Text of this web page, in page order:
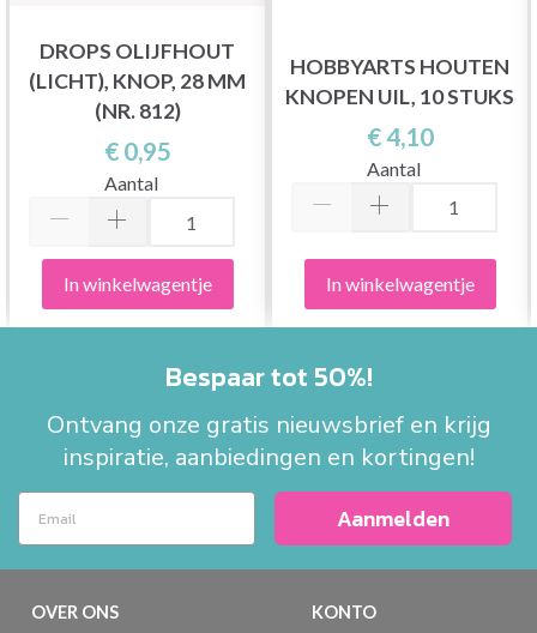
DROPS OLIJFHOUT
(LICHT), KNOP, 28 MM
(NR. 812)
€ 0,95
Aantal
In winkelwagentje
HOBBYARTS HOUTEN
KNOPEN UIL, 10 STUKS
€ 4,10
Aantal
In winkelwagentje
Bespaar tot 50%!
Ontvang onze gratis nieuwsbrief en krijg
inspiratie, aanbiedingen en kortingen!
Aanmelden
OVER ONS KONTO